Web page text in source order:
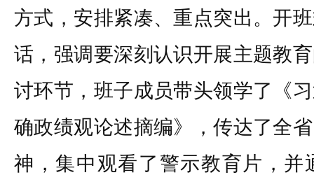
方式，安排紧凑、重点突出。开
话，强调要深刻认识开展主题教
讨环节，班子成员带头领学了《
确政绩观论述摘编》，传达了全
神，集中观看了警示教育片，并